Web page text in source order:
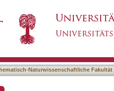
Naturwissenschaftliche Fakultät